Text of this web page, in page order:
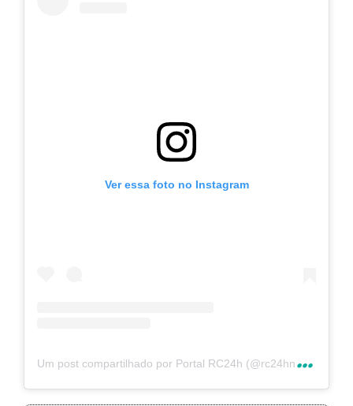
Ver essa foto no Instagram
U
m post compartilhado por Portal RC24h (@rc24hnoticias)